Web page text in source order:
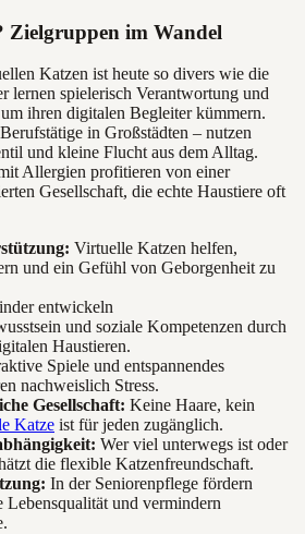
Zielgruppen im Wandel
Katzen ist heute so divers wie die
lernen spielerisch Verantwortung und
ihren digitalen Begleiter kümmern.
in Großstädten – nutzen
und kleine Flucht aus dem Alltag.
Allergien profitieren von einer
Gesellschaft, die echte Haustiere oft
Virtuelle Katzen helfen,
und ein Gefühl von Geborgenheit zu
entwickeln
und soziale Kompetenzen durch
Haustieren.
Spiele und entspannendes
nachweislich Stress.
Gesellschaft: Keine Haare, kein
Katze ist für jeden zugänglich.
Wer viel unterwegs ist oder
die flexible Katzenfreundschaft.
In der Seniorenpflege fördern
und vermindern